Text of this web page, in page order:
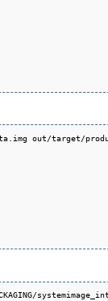
out/target/